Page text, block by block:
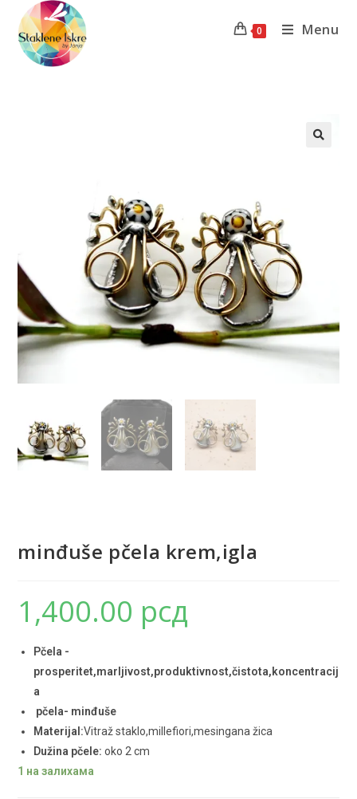
0 Menu
Previous Product
minđuše pčela krem,igla
1,400.00 рсд
Pčela -
prosperitet,marljivost,produktivnost,čistota,koncentracij
a
pčela- minđuše
Materijal:Vitraž staklo,millefiori,mesingana žica
Dužina pčele: oko 2 cm
1 на залихама